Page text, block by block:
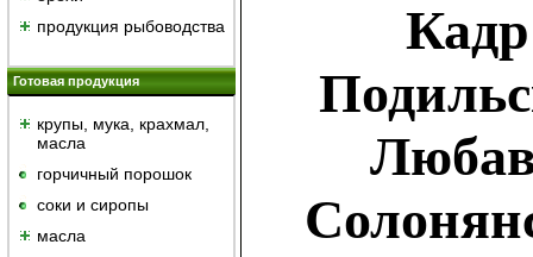
продукция рыбоводства
Готовая продукция
крупы, мука, крахмал,
масла
горчичный порошок
cоки и сиропы
масла